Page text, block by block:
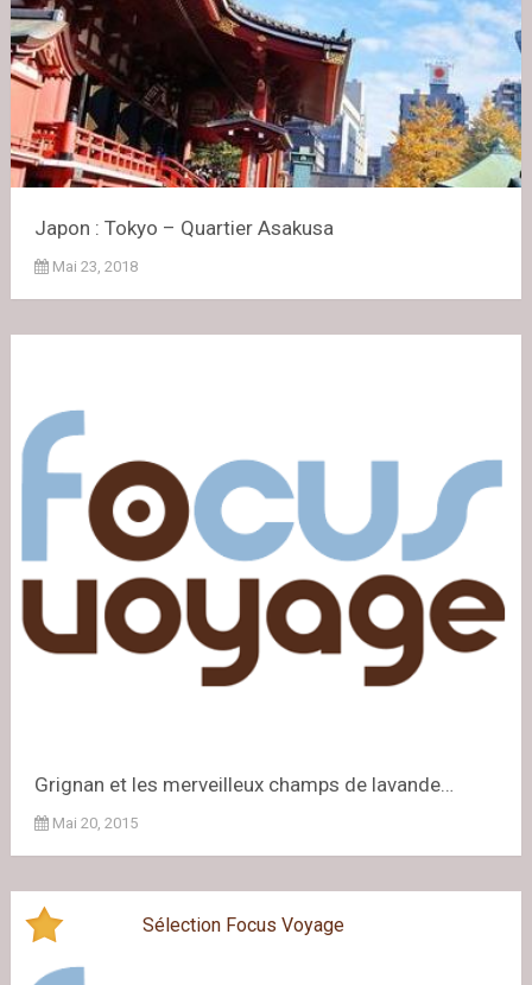
Japon : Tokyo – Quartier Asakusa
Mai 23, 2018
Grignan et les merveilleux champs de lavande…
Mai 20, 2015
Sélection Focus Voyage